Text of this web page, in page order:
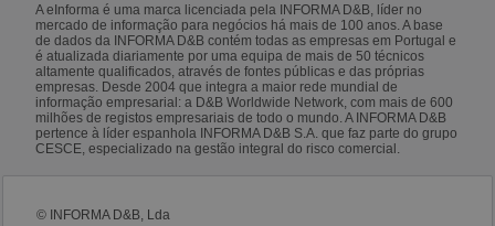
A eInforma é uma marca licenciada pela INFORMA D&B, líder no
mercado de informação para negócios há mais de 100 anos. A base
de dados da INFORMA D&B contém todas as empresas em Portugal e
é atualizada diariamente por uma equipa de mais de 50 técnicos
altamente qualificados, através de fontes públicas e das próprias
empresas. Desde 2004 que integra a maior rede mundial de
informação empresarial: a D&B Worldwide Network, com mais de 600
milhões de registos empresariais de todo o mundo. A INFORMA D&B
pertence à líder espanhola INFORMA D&B S.A. que faz parte do grupo
CESCE, especializado na gestão integral do risco comercial.
© INFORMA D&B, Lda